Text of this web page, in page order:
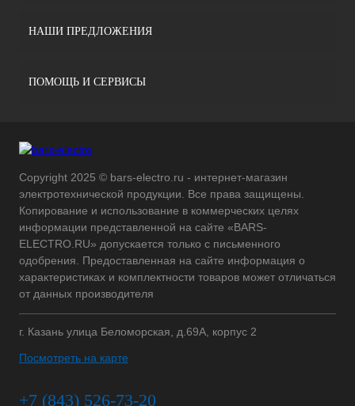
НАШИ ПРЕДЛОЖЕНИЯ
ПОМОЩЬ И СЕРВИСЫ
Copyright 2025 © bars-electro.ru - интернет-магазин
электротехнической продукции. Все права защищены.
Копирование и использование в коммерческих целях
информации представленной на сайте «BARS-
ELECTRO.RU» допускается только с письменного
одобрения. Предоставленная на сайте информация о
характеристиках и комплектности товаров может отличаться
от данных производителя
г. Казань улица Беломорская, д.69А, корпус 2
Посмотреть на карте
+7 (843) 526-73-20